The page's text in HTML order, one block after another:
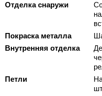
Отделка снаружи
Покраска металла
Внутренняя отделка
Петли